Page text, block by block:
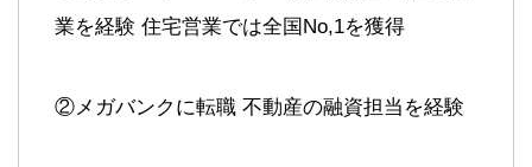
業を経験 住宅営業では全国No,1を獲得
②メガバンクに転職 不動産の融資担当を経験